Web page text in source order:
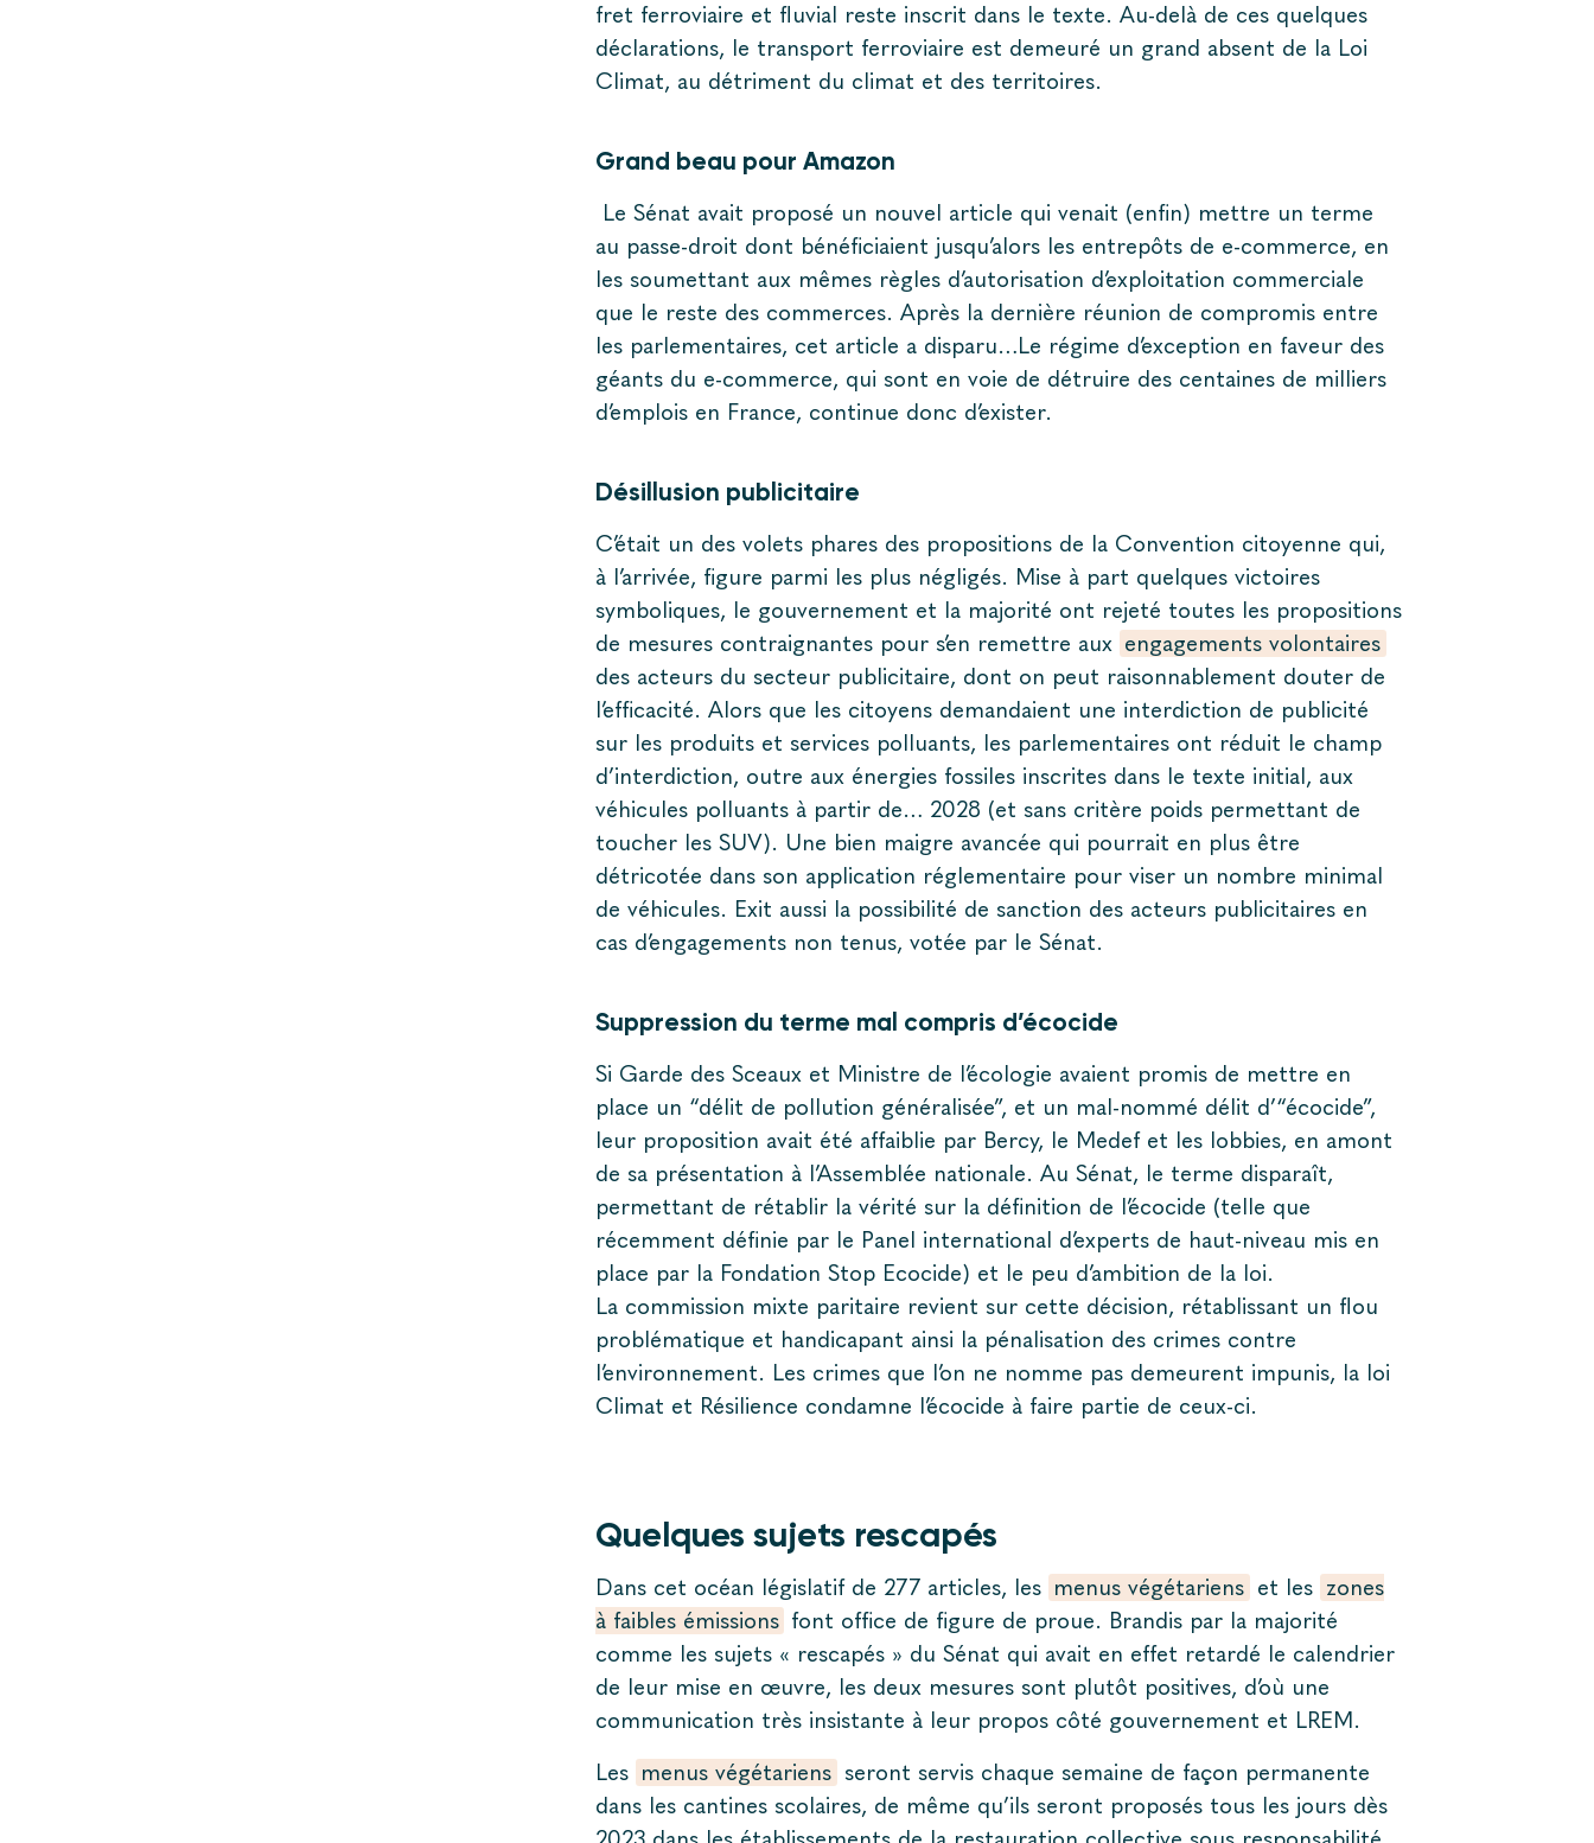
fret ferroviaire et fluvial reste inscrit dans le texte. Au-delà de ces quelques
déclarations, le transport ferroviaire est demeuré un grand absent de la Loi
Climat, au détriment du climat et des territoires.
Grand beau pour Amazon
Le Sénat avait proposé un nouvel article qui venait (enfin) mettre un terme
au passe-droit dont bénéficiaient jusqu’alors les entrepôts de e-commerce, en
les soumettant aux mêmes règles d’autorisation d’exploitation commerciale
que le reste des commerces. Après la dernière réunion de compromis entre
les parlementaires, cet article a disparu…Le régime d’exception en faveur des
géants du e-commerce, qui sont en voie de détruire des centaines de milliers
d’emplois en France, continue donc d’exister.
Désillusion publicitaire
C’était un des volets phares des propositions de la Convention citoyenne qui,
à l’arrivée, figure parmi les plus négligés. Mise à part quelques victoires
symboliques, le gouvernement et la majorité ont rejeté toutes les propositions
de mesures contraignantes pour s’en remettre aux engagements volontaires
des acteurs du secteur publicitaire, dont on peut raisonnablement douter de
l’efficacité. Alors que les citoyens demandaient une interdiction de publicité
sur les produits et services polluants, les parlementaires ont réduit le champ
d’interdiction, outre aux énergies fossiles inscrites dans le texte initial, aux
véhicules polluants à partir de… 2028 (et sans critère poids permettant de
toucher les SUV). Une bien maigre avancée qui pourrait en plus être
détricotée dans son application réglementaire pour viser un nombre minimal
de véhicules. Exit aussi la possibilité de sanction des acteurs publicitaires en
cas d’engagements non tenus, votée par le Sénat.
Suppression du terme mal compris d’écocide
Si Garde des Sceaux et Ministre de l’écologie avaient promis de mettre en
place un “délit de pollution généralisée”, et un mal-nommé délit d’“écocide”,
leur proposition avait été affaiblie par Bercy, le Medef et les lobbies, en amont
de sa présentation à l’Assemblée nationale. Au Sénat, le terme disparaît,
permettant de rétablir la vérité sur la définition de l’écocide (telle que
récemment définie par le Panel international d’experts de haut-niveau mis en
place par la Fondation Stop Ecocide) et le peu d’ambition de la loi.
La commission mixte paritaire revient sur cette décision, rétablissant un flou
problématique et handicapant ainsi la pénalisation des crimes contre
l’environnement. Les crimes que l’on ne nomme pas demeurent impunis, la loi
Climat et Résilience condamne l’écocide à faire partie de ceux-ci.
Quelques sujets rescapés
Dans cet océan législatif de 277 articles, les menus végétariens et les zones
à faibles émissions font office de figure de proue. Brandis par la majorité
comme les sujets « rescapés » du Sénat qui avait en effet retardé le calendrier
de leur mise en œuvre, les deux mesures sont plutôt positives, d’où une
communication très insistante à leur propos côté gouvernement et LREM.
Les menus végétariens seront servis chaque semaine de façon permanente
dans les cantines scolaires, de même qu’ils seront proposés tous les jours dès